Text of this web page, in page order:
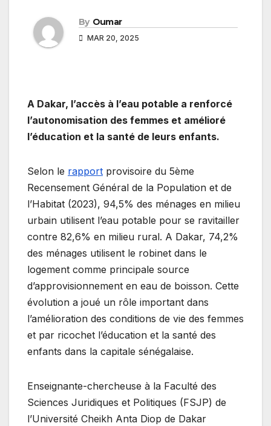
By Oumar
MAR 20, 2025
A Dakar, l’accès à l’eau potable a renforcé
l’autonomisation des femmes et amélioré
l’éducation et la santé de leurs enfants.
Selon le rapport provisoire du 5ème
Recensement Général de la Population et de
l’Habitat (2023), 94,5% des ménages en milieu
urbain utilisent l’eau potable pour se ravitailler
contre 82,6% en milieu rural. A Dakar, 74,2%
des ménages utilisent le robinet dans le
logement comme principale source
d’approvisionnement en eau de boisson. Cette
évolution a joué un rôle important dans
l’amélioration des conditions de vie des femmes
et par ricochet l’éducation et la santé des
enfants dans la capitale sénégalaise.
Enseignante-chercheuse à la Faculté des
Sciences Juridiques et Politiques (FSJP) de
l’Université Cheikh Anta Diop de Dakar